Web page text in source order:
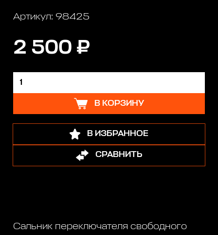
Артикул: 98425
2 500 ₽
В КОРЗИНУ
В ИЗБРАННОЕ
СРАВНИТЬ
Сальник переключателя свободного